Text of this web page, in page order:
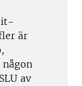
it-
är
någon
av